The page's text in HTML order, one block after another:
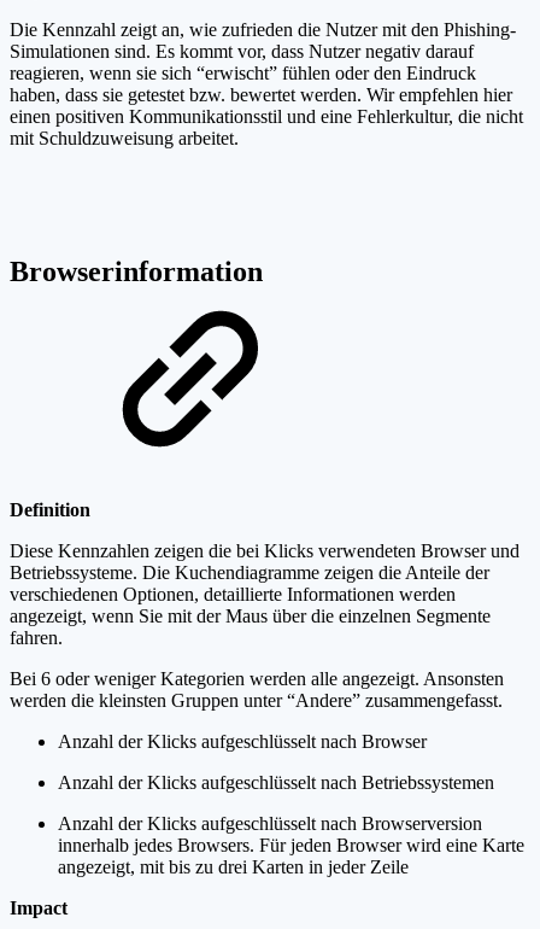
Die Kennzahl zeigt an, wie zufrieden die Nutzer mit den Phishing-
Simulationen sind. Es kommt vor, dass Nutzer negativ darauf
reagieren, wenn sie sich “erwischt” fühlen oder den Eindruck
haben, dass sie getestet bzw. bewertet werden. Wir empfehlen hier
einen positiven Kommunikationsstil und eine Fehlerkultur, die nicht
mit Schuldzuweisung arbeitet.
Browserinformation
Definition
Diese Kennzahlen zeigen die bei Klicks verwendeten Browser und
Betriebssysteme. Die Kuchendiagramme zeigen die Anteile der
verschiedenen Optionen, detaillierte Informationen werden
angezeigt, wenn Sie mit der Maus über die einzelnen Segmente
fahren.
Bei 6 oder weniger Kategorien werden alle angezeigt. Ansonsten
werden die kleinsten Gruppen unter “Andere” zusammengefasst.
Anzahl der Klicks aufgeschlüsselt nach Browser
Anzahl der Klicks aufgeschlüsselt nach Betriebssystemen
Anzahl der Klicks aufgeschlüsselt nach Browserversion
innerhalb jedes Browsers. Für jeden Browser wird eine Karte
angezeigt, mit bis zu drei Karten in jeder Zeile
Impact